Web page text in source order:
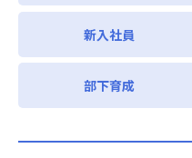
新入社員
部下育成